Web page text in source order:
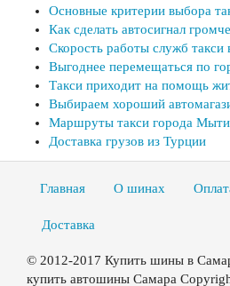
Основные критерии выбора
Как сделать автосигнал
Скорость работы служб такси
Выгоднее перемещаться по
Такси приходит на помощь
Выбираем хороший
Маршруты такси города
Доставка грузов из Турции
Главная О шинах
Доставка
© 2012-2017 Купить шины в
купить автошины Самара